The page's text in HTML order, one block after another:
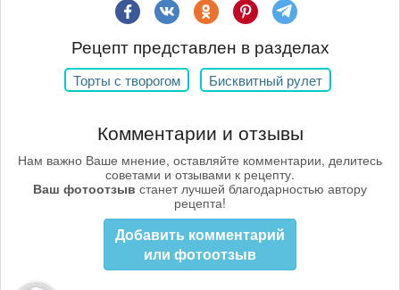
Рецепт представлен в разделах
Торты с творогом Бисквитный рулет
Комментарии и отзывы
Нам важно Ваше мнение, оставляйте комментарии, делитесь
советами и отзывами к рецепту.
Ваш фотоотзыв станет лучшей благодарностью автору
рецепта!
Добавить комментарий
или фотоотзыв